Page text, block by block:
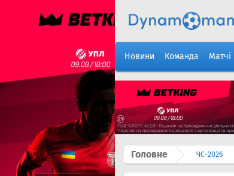
Новини Команда Матчі
Головне ЧС-2026